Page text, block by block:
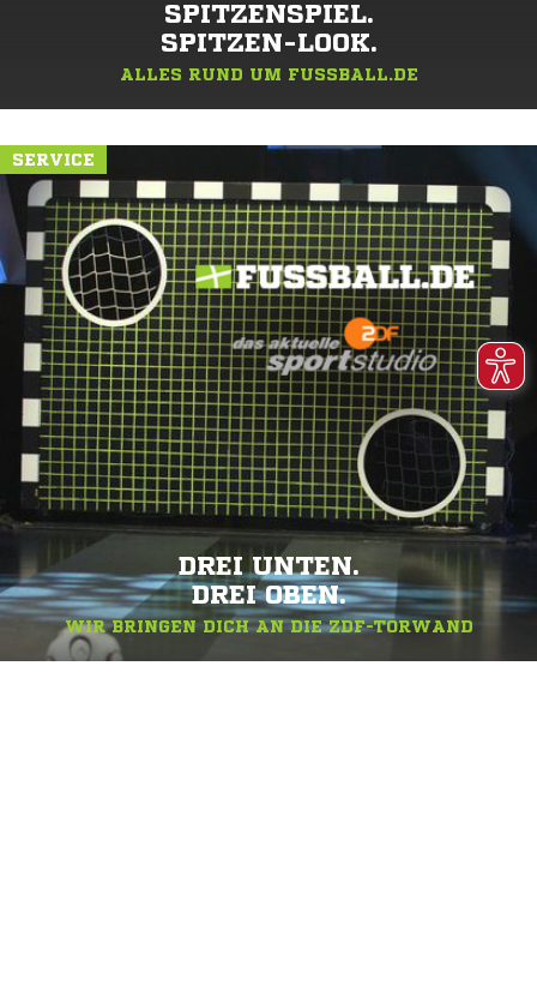
SPITZENSPIEL.
SPITZEN-LOOK.
ALLES RUND UM FUSSBALL.DE
SERVICE
DREI UNTEN.
DREI OBEN.
WIR BRINGEN DICH AN DIE ZDF-TORWAND